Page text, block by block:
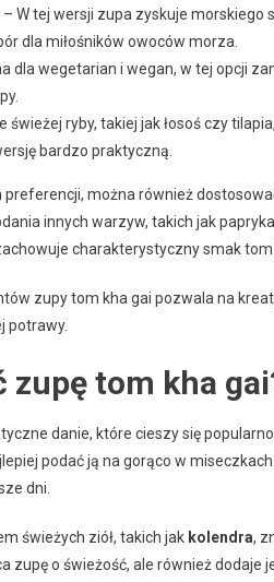
– W tej wersji zupa zyskuje morskiego
dla miłośników owoców morza.
dla wegetarian i wegan, w tej opcji
świeżej ryby, takiej jak łosoś czy
bardzo praktyczną.
preferencji, można również
innych warzyw, takich jak
charakterystyczny smak
zupy tom kha gai pozwala na
potrawy.
zupę tom kha
danie, które cieszy się
podać ją na gorąco w
dni.
świeżych ziół, takich jak kolendra,
zupę o świeżość, ale również